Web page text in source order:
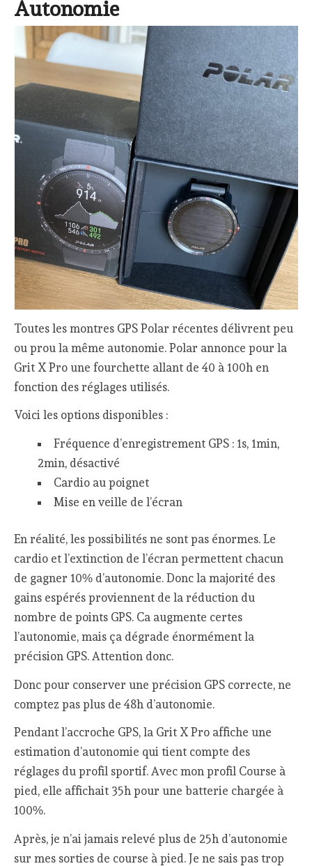
Autonomie
Toutes les montres GPS Polar récentes délivrent peu
ou prou la même autonomie. Polar annonce pour la
Grit X Pro une fourchette allant de 40 à 100h en
fonction des réglages utilisés.
Voici les options disponibles :
Fréquence d’enregistrement GPS : 1s, 1min,
2min, désactivé
Cardio au poignet
Mise en veille de l’écran
En réalité, les possibilités ne sont pas énormes. Le
cardio et l’extinction de l’écran permettent chacun
de gagner 10% d’autonomie. Donc la majorité des
gains espérés proviennent de la réduction du
nombre de points GPS. Ca augmente certes
l’autonomie, mais ça dégrade énormément la
précision GPS. Attention donc.
Donc pour conserver une précision GPS correcte, ne
comptez pas plus de 48h d’autonomie.
Pendant l’accroche GPS, la Grit X Pro affiche une
estimation d’autonomie qui tient compte des
réglages du profil sportif. Avec mon profil Course à
pied, elle affichait 35h pour une batterie chargée à
100%.
Après, je n’ai jamais relevé plus de 25h d’autonomie
sur mes sorties de course à pied. Je ne sais pas trop